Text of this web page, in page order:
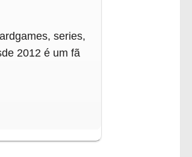
series,
2012 é um fã